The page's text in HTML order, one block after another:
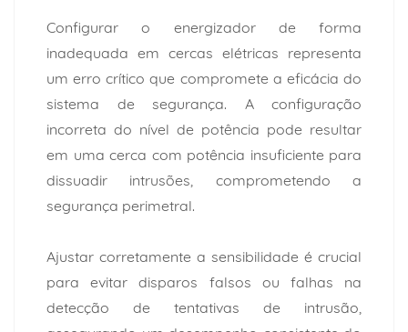
Configurar o energizador de forma
inadequada em cercas elétricas representa
um erro crítico que compromete a eficácia do
sistema de segurança. A configuração
incorreta do nível de potência pode resultar
em uma cerca com potência insuficiente para
dissuadir intrusões, comprometendo a
segurança perimetral.
Ajustar corretamente a sensibilidade é crucial
para evitar disparos falsos ou falhas na
detecção de tentativas de intrusão,